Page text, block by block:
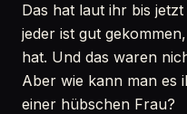
Das hat laut ihr bis
jeder ist gut
hat. Und das waren
Aber wie kann man es
einer hübschen Frau?